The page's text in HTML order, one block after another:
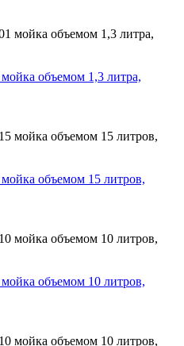
мойка объемом 1,3 литра,
мойка объемом 15 литров,
мойка объемом 10 литров,